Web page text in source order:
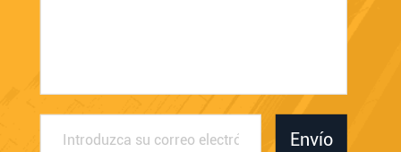
Envío